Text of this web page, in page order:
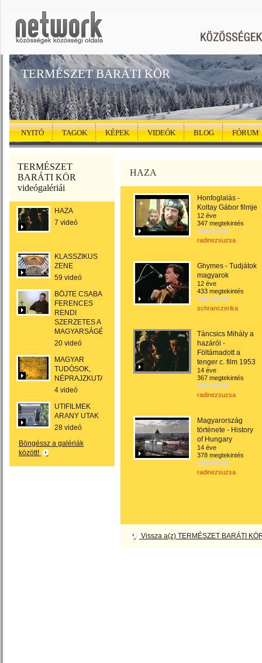
TERMÉSZET BARÁTI KÖR
NYITÓ TAGOK KÉPEK VIDEÓK BLOG FÓRUM
TERMÉSZET
BARÁTI KÖR
videógalériái
HAZA
7 videó
KLASSZIKUS
ZENE
59 videó
BÖJTE CSABA
FERENCES
RENDI
SZERZETES A
MAGYARSÁGÉRT
20 videó
MAGYAR
TUDÓSOK,
NÉPRAJZKUTATÓK
4 videó
UTIFILMEK
ARANY UTAK
28 videó
Böngéssz a galériák
között!
HAZA
Honfoglalás -
Koltay Gábor filmje
12 éve
347 megtekintés
radinezsuzsa
Ghymes - Tudjátok
magyarok
12 éve
433 megtekintés
schranczerika
Táncsics Mihály a
hazáról -
Föltámadott a
tenger c. film 1953
14 éve
367 megtekintés
radinezsuzsa
Magyarország
története - History
of Hungary
14 éve
378 megtekintés
radinezsuzsa
Vissza a(z) TERMÉSZET BARÁTI